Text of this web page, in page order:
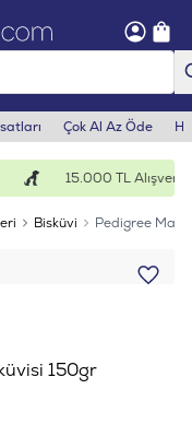
Çok Al Az Öde
15.000 TL Alışverişe
Bisküvi
Pedigree
150gr